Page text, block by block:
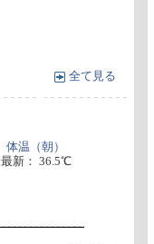
全て見る
体温（朝）
最新： 36.5℃